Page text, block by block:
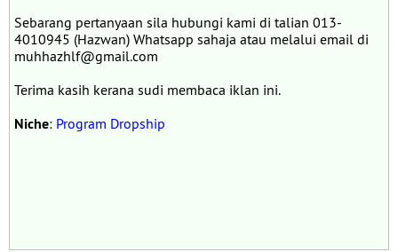
Sebarang pertanyaan sila hubungi kami di talian 013-
4010945 (Hazwan) Whatsapp sahaja atau melalui email di
muhhazhlf@gmail.com
Terima kasih kerana sudi membaca iklan ini.
Niche: Program Dropship